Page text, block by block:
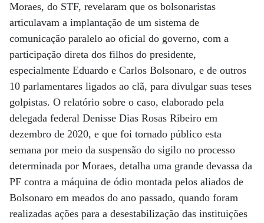
Moraes, do STF, revelaram que os bolsonaristas
articulavam a implantação de um sistema de
comunicação paralelo ao oficial do governo, com a
participação direta dos filhos do presidente,
especialmente Eduardo e Carlos Bolsonaro, e de outros
10 parlamentares ligados ao clã, para divulgar suas teses
golpistas. O relatório sobre o caso, elaborado pela
delegada federal Denisse Dias Rosas Ribeiro em
dezembro de 2020, e que foi tornado público esta
semana por meio da suspensão do sigilo no processo
determinada por Moraes, detalha uma grande devassa da
PF contra a máquina de ódio montada pelos aliados de
Bolsonaro em meados do ano passado, quando foram
realizadas ações para a desestabilização das instituições